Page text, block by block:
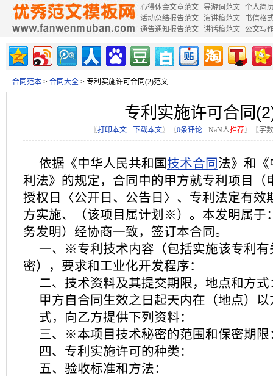
心得体会文章范文 导游词范文 个人简
活动总结报告范文 演讲稿范文 书信格
通告通知报告范文 讲话稿范文 公文写
合同范本 > 合同大全 > 专利实施许可合同(2)范文
专利实施许可合同
〖打印本文 - 下载本文〗〖0条评论 - NaN人推荐〗〖字
依据《中华人民共和国 技术合同 法》和
利法》的规定，合同中的甲方就专利项目（
授权日〈公开日、公告日〉、专利法定有效
方实施、（该项目属计划※）。本发明属于
务发明）经协商一致，签订本合同。
一、※专利技术内容（包括实施该专利有
密），要求和工业化开发程序：
二、技术资料及其提交期限，地点和方式
甲方自合同生效之日起天内在（地点）以
式，向乙方提供下列资料：
三、※本项目技术秘密的范围和保密期限
四、专利实施许可的种类：
五、验收标准和方法：